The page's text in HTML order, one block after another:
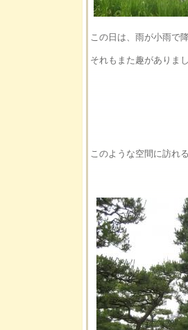
この日は、雨が小雨で
それもまた趣がありま
このような空間に訪れ